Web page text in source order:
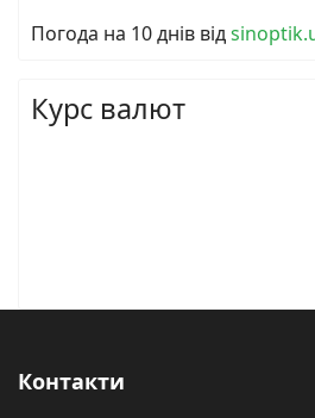
Погода на 10 днів від
Курс валют
Контакти